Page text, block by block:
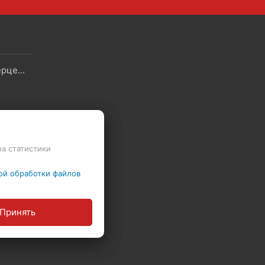
Скидки - Распродажа - Суперцены
Политика обработки персональных данных
статистики
обработки файлов
Принять